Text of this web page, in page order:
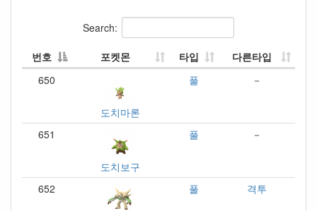
Search:
번호 포켓몬 타입
다른타입
650
도치마론
풀 －
651
도치보구
풀 －
652 풀 격투